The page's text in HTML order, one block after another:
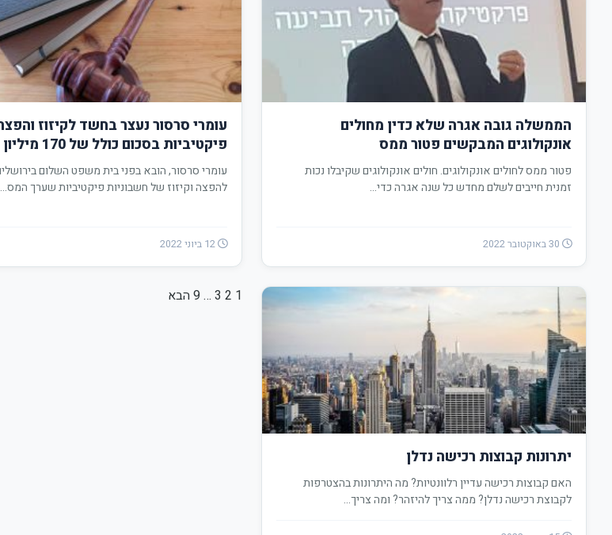
הממשלה גובה אגרה שלא כדין מחולים
אונקולוגים המבקשים פטור ממס
פטור ממס לחולים אונקולוגים. חולים אונקולוגים שקיבלו נכות
זמנית חייבים לשלם מחדש כל שנה אגרה כדי…
עומרי סרסור נעצר בחשד לקיזוז
פיקטיביות בסכום כולל של 170 מיליון
עומרי סרסור, הובא בפני בית משפט השלום
להפצה וקיזוז של חשבוניות פיקטיביות שערך המס…
12 ביוני 2022
יתרונות קבוצות רכישה נדלן
האם קבוצות רכישה עדיין רלוונטיות? מה היתרונות בהצטרפות
לקבוצת רכישה נדלן? ממה צריך להיזהר? ומה צריך…
Posts
1
2
3
…
9הבא